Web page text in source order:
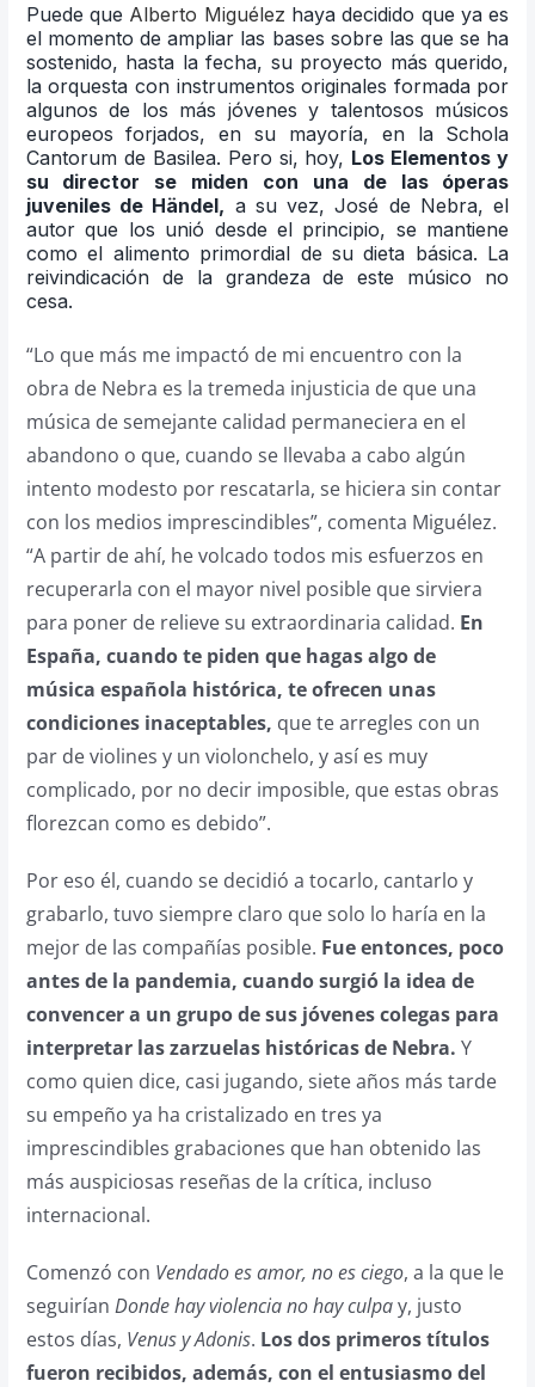
Puede que Alberto Miguélez haya decidido que ya es
el momento de ampliar las bases sobre las que se ha
sostenido, hasta la fecha, su proyecto más querido,
la orquesta con instrumentos originales formada por
algunos de los más jóvenes y talentosos músicos
europeos forjados, en su mayoría, en la Schola
Cantorum de Basilea. Pero si, hoy, Los Elementos y
su director se miden con una de las óperas
juveniles de Händel, a su vez, José de Nebra, el
autor que los unió desde el principio, se mantiene
como el alimento primordial de su dieta básica. La
reivindicación de la grandeza de este músico no
cesa.
“Lo que más me impactó de mi encuentro con la
obra de Nebra es la tremeda injusticia de que una
música de semejante calidad permaneciera en el
abandono o que, cuando se llevaba a cabo algún
intento modesto por rescatarla, se hiciera sin contar
con los medios imprescindibles”, comenta Miguélez.
“A partir de ahí, he volcado todos mis esfuerzos en
recuperarla con el mayor nivel posible que sirviera
para poner de relieve su extraordinaria calidad. En
España, cuando te piden que hagas algo de
música española histórica, te ofrecen unas
condiciones inaceptables, que te arregles con un
par de violines y un violonchelo, y así es muy
complicado, por no decir imposible, que estas obras
florezcan como es debido”.
Por eso él, cuando se decidió a tocarlo, cantarlo y
grabarlo, tuvo siempre claro que solo lo haría en la
mejor de las compañías posible. Fue entonces, poco
antes de la pandemia, cuando surgió la idea de
convencer a un grupo de sus jóvenes colegas para
interpretar las zarzuelas históricas de Nebra. Y
como quien dice, casi jugando, siete años más tarde
su empeño ya ha cristalizado en tres ya
imprescindibles grabaciones que han obtenido las
más auspiciosas reseñas de la crítica, incluso
internacional.
Comenzó con Vendado es amor, no es ciego, a la que le
seguirían Donde hay violencia no hay culpay, justo
estos días, Venus y Adonis. Los dos primeros títulos
fueron recibidos, además, con el entusiasmo del